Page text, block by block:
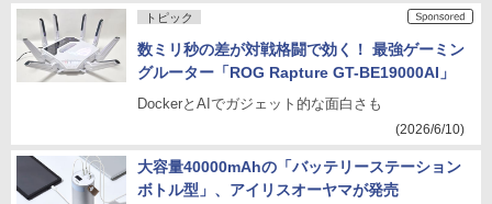
トピック
数ミリ秒の差が対戦格闘で効く！ 最強ゲーミン
グルーター「ROG Rapture GT-BE19000AI」
DockerとAIでガジェット的な面白さも
(2026/6/10)
大容量40000mAhの「バッテリーステーション
ボトル型」、アイリスオーヤマが発売